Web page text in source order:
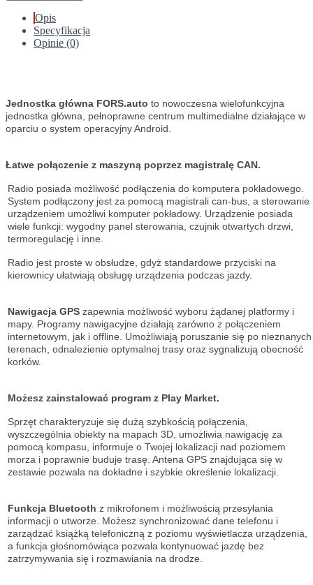
Opis
Specyfikacja
Opinie (0)
Jednostka główna FORS.auto to nowoczesna wielofunkcyjna
jednostka główna, pełnoprawne centrum multimedialne działające w
oparciu o system operacyjny Android.
Łatwe połączenie z maszyną poprzez magistralę CAN.
Radio posiada możliwość podłączenia do komputera pokładowego.
System podłączony jest za pomocą magistrali can-bus, a sterowanie
urządzeniem umożliwi komputer pokładowy. Urządzenie posiada
wiele funkcji: wygodny panel sterowania, czujnik otwartych drzwi,
termoregulację i inne.
Radio jest proste w obsłudze, gdyż standardowe przyciski na
kierownicy ułatwiają obsługę urządzenia podczas jazdy.
Nawigacja GPS zapewnia możliwość wyboru żądanej platformy i
mapy. Programy nawigacyjne działają zarówno z połączeniem
internetowym, jak i offline. Umożliwiają poruszanie się po nieznanych
terenach, odnalezienie optymalnej trasy oraz sygnalizują obecność
korków.
Możesz zainstalować program z Play Market.
Sprzęt charakteryzuje się dużą szybkością połączenia,
wyszczególnia obiekty na mapach 3D, umożliwia nawigację za
pomocą kompasu, informuje o Twojej lokalizacji nad poziomem
morza i poprawnie buduje trasę. Antena GPS znajdująca się w
zestawie pozwala na dokładne i szybkie określenie lokalizacji.
Funkcja Bluetooth z mikrofonem i możliwością przesyłania
informacji o utworze. Możesz synchronizować dane telefonu i
zarządzać książką telefoniczną z poziomu wyświetlacza urządzenia,
a funkcja głośnomówiąca pozwala kontynuować jazdę bez
zatrzymywania się i rozmawiania na drodze.